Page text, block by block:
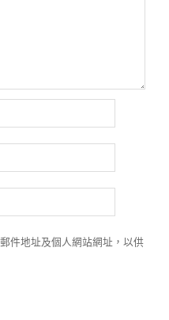
件地址及個人網站網址，以供